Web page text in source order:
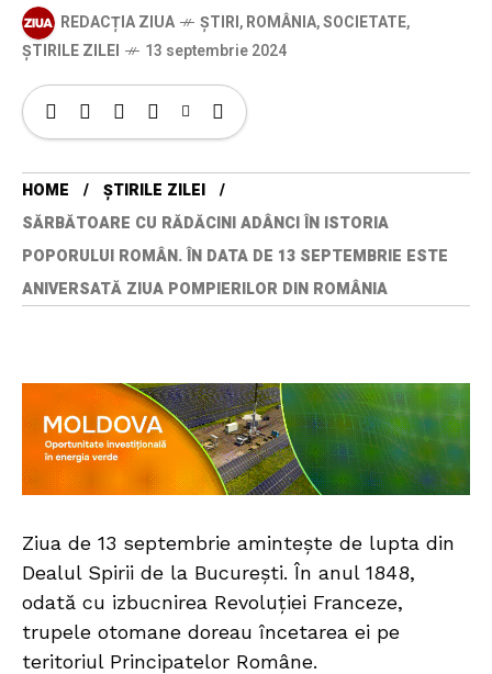
REDACȚIA ZIUA ȘTIRI,ROMÂNIA,SOCIETATE,
ȘTIRILE ZILEI
13 septembrie 2024
HOME
ȘTIRILE ZILEI
SĂRBĂTOARE CU RĂDĂCINI ADÂNCI ÎN ISTORIA
POPORULUI ROMÂN. ÎN DATA DE 13 SEPTEMBRIE ESTE
ANIVERSATĂ ZIUA POMPIERILOR DIN ROMÂNIA
Ziua de 13 septembrie amintește de lupta din
Dealul Spirii de la București. În anul 1848,
odată cu izbucnirea Revoluției Franceze,
trupele otomane doreau încetarea ei pe
teritoriul Principatelor Române.